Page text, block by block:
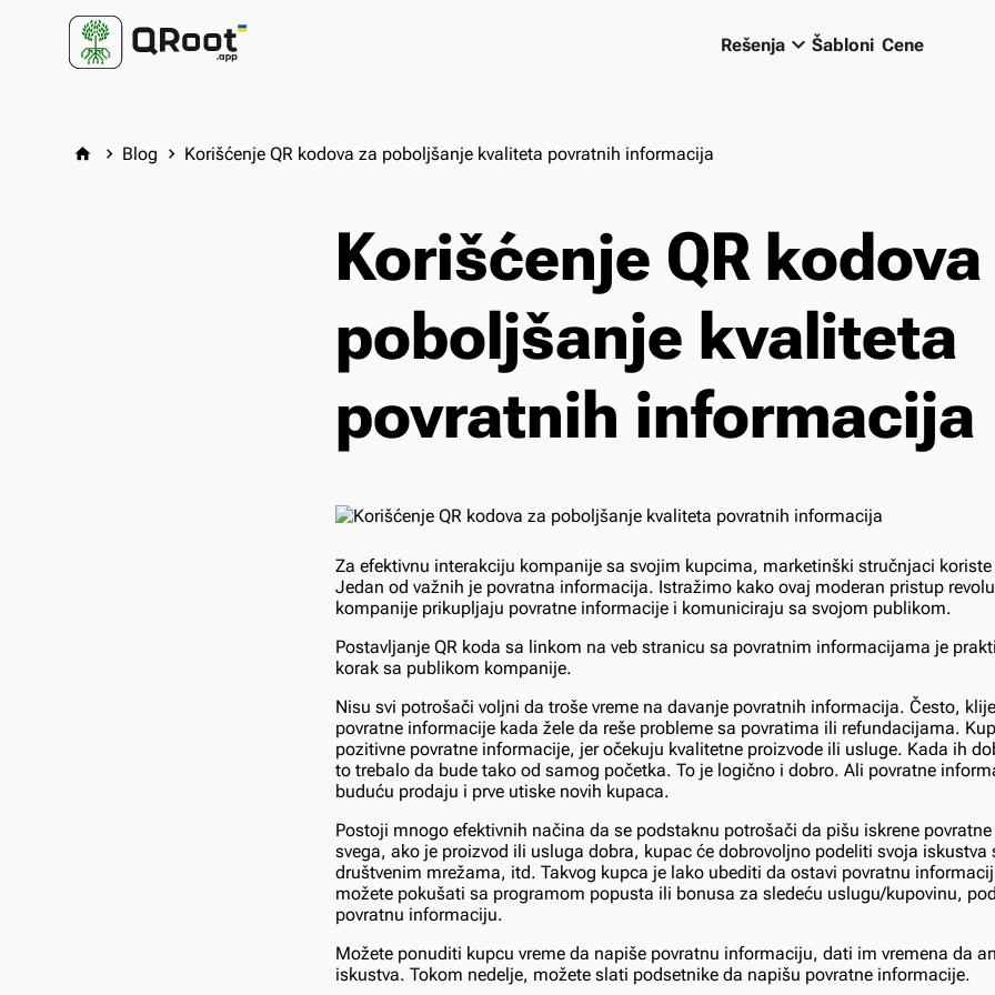
Rešenjakeyboard_arrow_down Šabloni Cene
home keyboard_arrow_right Blog keyboard_arrow_right Korišćenje QR kodova za poboljšanje kvaliteta povratnih informacija
Korišćenje QR kodova
poboljšanje kvaliteta
povratnih informacija
Za efektivnu interakciju kompanije sa svojim kupcima, marketinški stručnjaci
Jedan od važnih je povratna informacija. Istražimo kako ovaj moderan pristup
kompanije prikupljaju povratne informacije i komuniciraju sa svojom publikom.
Postavljanje QR koda sa linkom na veb stranicu sa povratnim informacijama je
korak sa publikom kompanije.
Nisu svi potrošači voljni da troše vreme na davanje povratnih informacija. Često,
povratne informacije kada žele da reše probleme sa povratima ili refundacijama.
pozitivne povratne informacije, jer očekuju kvalitetne proizvode ili usluge. Kada ih
to trebalo da bude tako od samog početka. To je logično i dobro. Ali povratne
buduću prodaju i prve utiske novih kupaca.
Postoji mnogo efektivnih načina da se podstaknu potrošači da pišu iskrene
svega, ako je proizvod ili usluga dobra, kupac će dobrovoljno podeliti svoja
društvenim mrežama, itd. Takvog kupca je lako ubediti da ostavi povratnu
možete pokušati sa programom popusta ili bonusa za sledeću uslugu/kupovinu,
povratnu informaciju.
Možete ponuditi kupcu vreme da napiše povratnu informaciju, dati im vremena da
iskustva. Tokom nedelje, možete slati podsetnike da napišu povratne informacije.